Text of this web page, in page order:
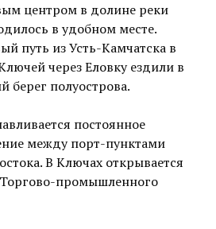
центром в долине реки
в удобном месте.
путь из Усть-Камчатска в
через Еловку ездили в
берег полуострова.
постоянное
между порт-пунктами
В Ключах открывается
промышленного